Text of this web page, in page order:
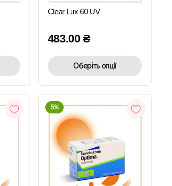
Clear Lux 60 UV
483.00₴
Оберіть опції
5%
ШВИДКИЙ